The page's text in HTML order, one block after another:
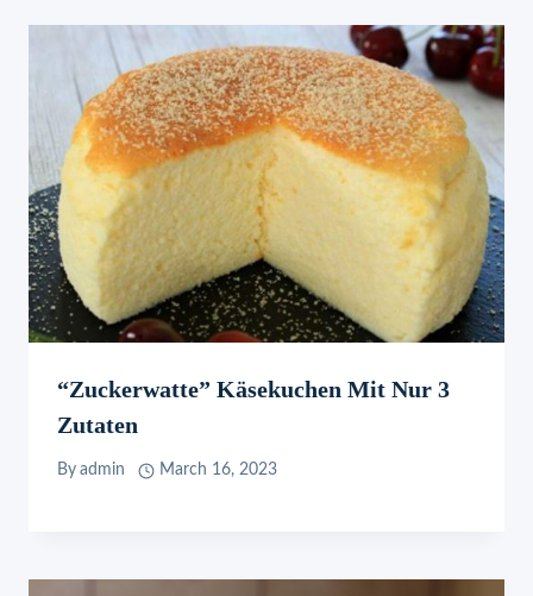
“Zuckerwatte” Käsekuchen Mit Nur 3
Zutaten
By admin March 16, 2023